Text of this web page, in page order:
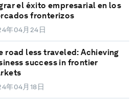
el éxito empresarial en los
fronterizos
年04月24日
road less traveled: Achieving
success in frontier
年04月18日